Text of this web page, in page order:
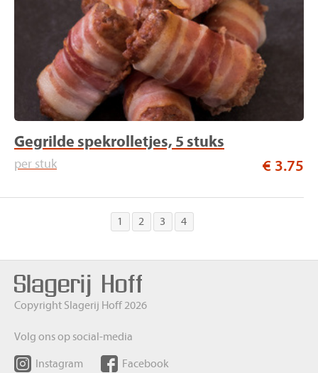
Gegrilde spekrolletjes, 5 stuks
per stuk € 3.75
1 2 3 4
Copyright Slagerij Hoff 2026
Volg ons op social-media
Instagram Facebook